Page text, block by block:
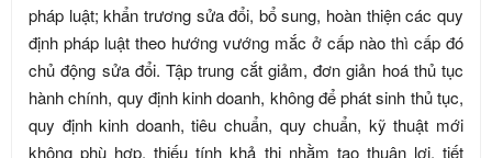
pháp luật; khẩn trương sửa đổi, bổ sung, hoàn thiện các quy
định pháp luật theo hướng vướng mắc ở cấp nào thì cấp đó
chủ động sửa đổi. Tập trung cắt giảm, đơn giản hoá thủ tục
hành chính, quy định kinh doanh, không để phát sinh thủ tục,
quy định kinh doanh, tiêu chuẩn, quy chuẩn, kỹ thuật mới
không phù hợp, thiếu tính khả thi nhằm tạo thuận lợi, tiết